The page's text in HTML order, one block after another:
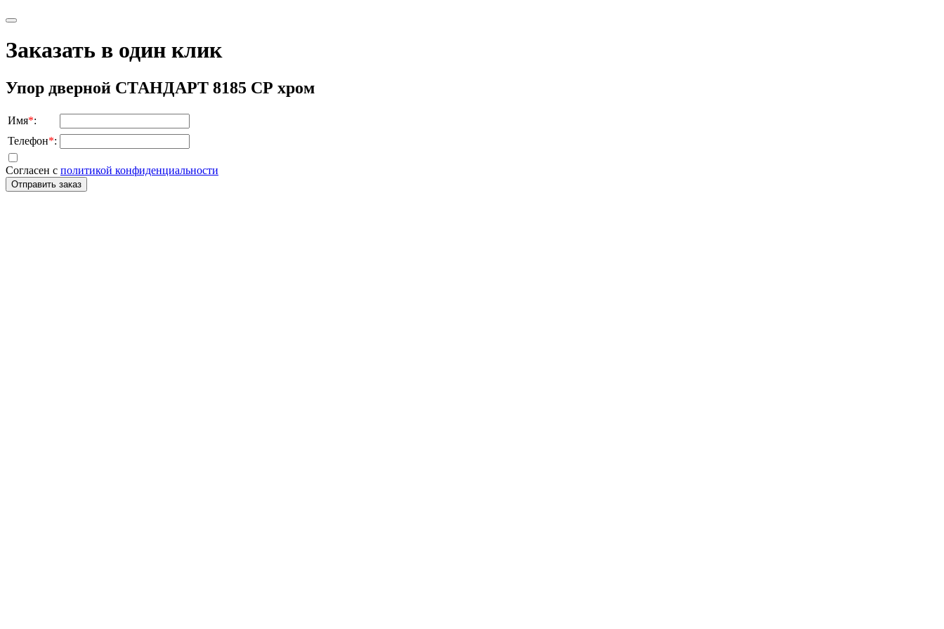
Заказать в один клик
Упор дверной СТАНДАРТ 8185 СР хром
Имя*:
Телефон*:
Согласен с политикой конфиденциальности
Отправить заказ